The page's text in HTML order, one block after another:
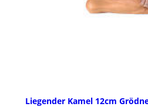
Liegender Kamel 12cm